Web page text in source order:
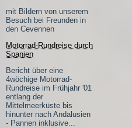
mit Bildern von unserem
Besuch bei Freunden in
den Cevennen
Motorrad-Rundreise durch
Spanien
Bericht über eine
4wöchige Motorrad-
Rundreise im Frühjahr '01
entlang der
Mittelmeerküste bis
hinunter nach Andalusien
- Pannen inklusive...